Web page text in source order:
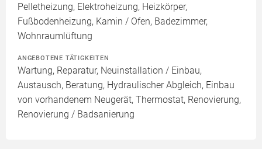
Pelletheizung, Elektroheizung, Heizkörper,
Fußbodenheizung, Kamin / Ofen, Badezimmer,
Wohnraumlüftung
ANGEBOTENE TÄTIGKEITEN
Wartung, Reparatur, Neuinstallation / Einbau,
Austausch, Beratung, Hydraulischer Abgleich, Einbau
von vorhandenem Neugerät, Thermostat, Renovierung,
Renovierung / Badsanierung